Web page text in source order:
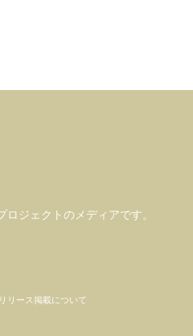
ジェクトのメディアです。
リース掲載について